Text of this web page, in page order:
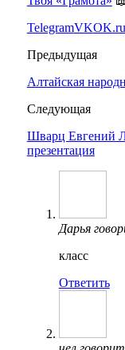
TelegramVKOK.ru
Предыдущая
Алтайская
Следующая
Шварц Евгений
презентация
Дарья
класс
Ответить